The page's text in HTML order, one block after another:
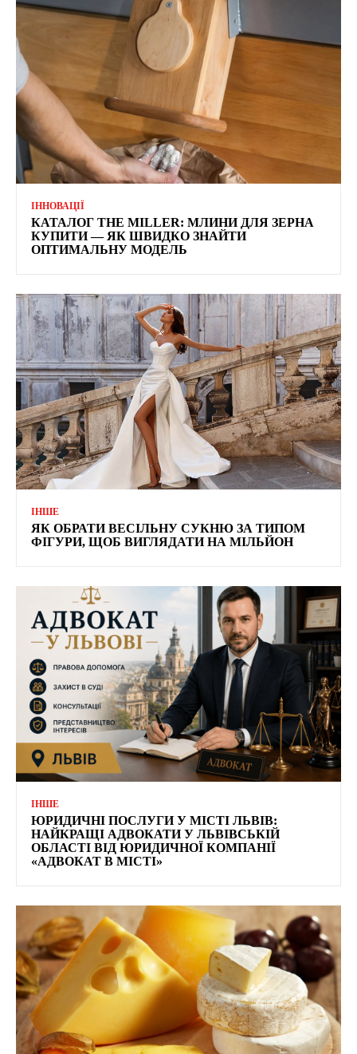
ІННОВАЦІЇ
КАТАЛОГ THE MILLER: МЛИНИ ДЛЯ ЗЕРНА
КУПИТИ — ЯК ШВИДКО ЗНАЙТИ
ОПТИМАЛЬНУ МОДЕЛЬ
ІНШЕ
ЯК ОБРАТИ ВЕСІЛЬНУ СУКНЮ ЗА ТИПОМ
ФІГУРИ, ЩОБ ВИГЛЯДАТИ НА МІЛЬЙОН
ІНШЕ
ЮРИДИЧНІ ПОСЛУГИ У МІСТІ ЛЬВІВ:
НАЙКРАЩІ АДВОКАТИ У ЛЬВІВСЬКІЙ
ОБЛАСТІ ВІД ЮРИДИЧНОЇ КОМПАНІЇ
«АДВОКАТ В МІСТІ»